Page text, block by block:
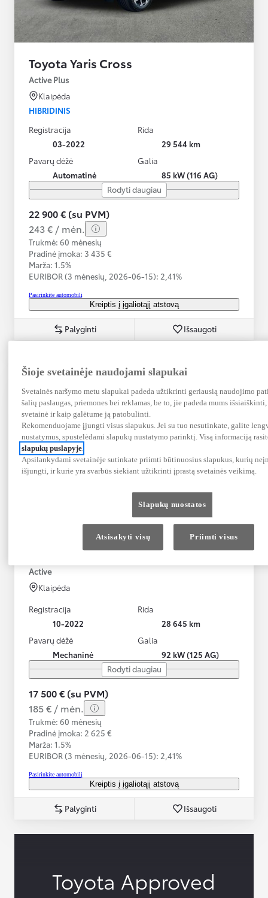
Toyota Yaris Cross
Active Plus
Klaipėda
HIBRIDINIS
Registracija
03-2022
Rida
29 544 km
Pavarų dėžė
Automatinė
Galia
85 kW (116 AG)
Rodyti daugiau
22 900 € (su PVM)
243 € / mėn.
Trukmė: 60 mėnesių
Pradinė įmoka: 3 435 €
Marža: 1.5%
EURIBOR (3 mėnesių, 2026-06-15): 2,41%
Pasirinkite automobilį
Kreiptis į įgaliotąjį atstovą
Palyginti Išsaugoti
Toyota Yaris Cross
Active
Klaipėda
Registracija
10-2022
Rida
28 645 km
Pavarų dėžė
Mechaninė
Galia
92 kW (125 AG)
Rodyti daugiau
17 500 € (su PVM)
185 € / mėn.
Trukmė: 60 mėnesių
Pradinė įmoka: 2 625 €
Marža: 1.5%
EURIBOR (3 mėnesių, 2026-06-15): 2,41%
Pasirinkite automobilį
Kreiptis į įgaliotąjį atstovą
Palyginti Išsaugoti
Toyota Approved
Šioje svetainėje naudojami slapukai
Svetainės naršymo metu slapukai padeda užtikrinti geriausią naudojimo
šalių paslaugas, priemones bei reklamas, be to, jie padeda mums
svetainė ir kaip galėtume ją patobulinti.
Rekomenduojame įjungti visus slapukus. Jei su tuo nesutinkate, galite
nustatymus, spustelėdami slapukų nustatymo parinktį. Visą informaciją
slapukų puslapyje.
Apsilankydami svetainėje sutinkate priimti būtinuosius slapukus, kurių
išjungti, ir kurie yra svarbūs siekiant užtikrinti įprastą svetainės veikimą.
Slapukų nuostatos
Atsisakyti visų Priimti visus